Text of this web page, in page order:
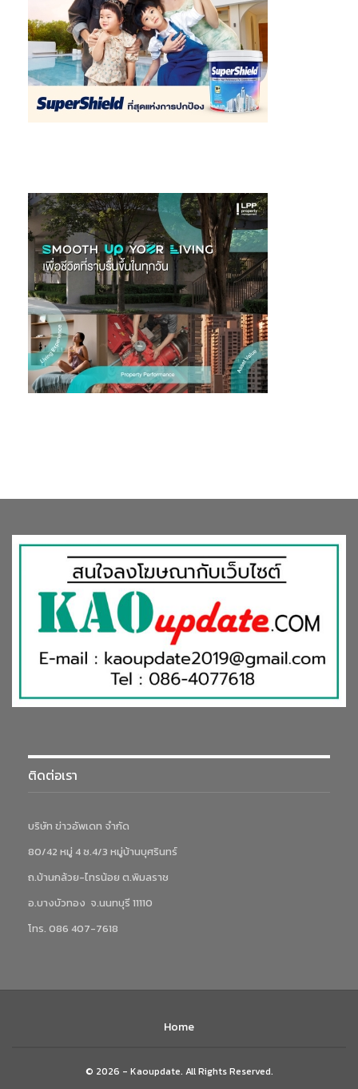
ติดต่อเรา
บริษัท ข่าวอัพเดท จำกัด
80/42 หมู่ 4 ซ.4/3 หมู่บ้านบุศรินทร์
ถ.บ้านกล้วย-ไทรน้อย ต.พิมลราช
อ.บางบัวทอง จ.นนทบุรี 11110
โทร. 086 407-7618
Home
© 2026 - Kaoupdate. All Rights Reserved.